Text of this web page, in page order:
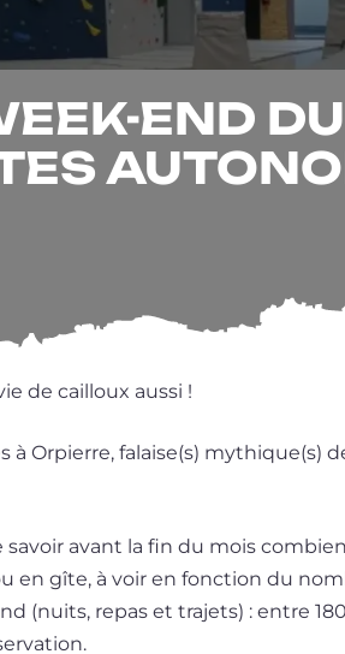
END DU
de cailloux aussi !
à Orpierre, falaise(s) mythique(s)
savoir avant la fin du mois
en gîte, à voir en fonc­tion du
(nuits, repas et tra­jets) : entre